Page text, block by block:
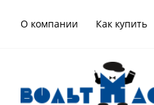
О компании Как купить